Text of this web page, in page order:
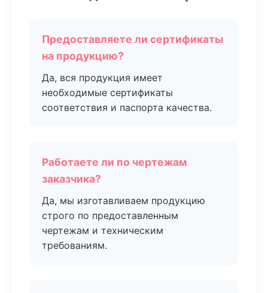
Предоставляете ли сертификаты
на продукцию?
Да, вся продукция имеет
необходимые сертификаты
соответствия и паспорта качества.
Работаете ли по чертежам
заказчика?
Да, мы изготавливаем продукцию
строго по предоставленным
чертежам и техническим
требованиям.